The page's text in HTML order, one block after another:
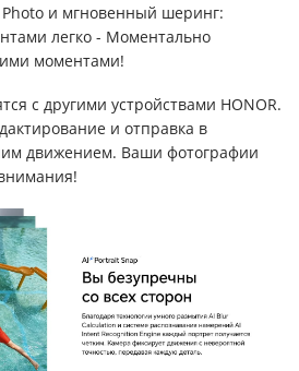
и мгновенный шеринг:
легко - Моментально
моментами!
с другими устройствами HONOR.
и отправка в
движением. Ваши фотографии